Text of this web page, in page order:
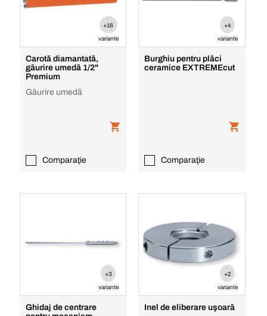
+16
variante
Carotă diamantată,
găurire umedă 1/2"
Premium
Găurire umedă
Comparaţie
+4
variante
Burghiu pentru plăci
ceramice EXTREMEcut
Comparaţie
+3
variante
Ghidaj de centrare
+2
variante
Inel de eliberare uşoară